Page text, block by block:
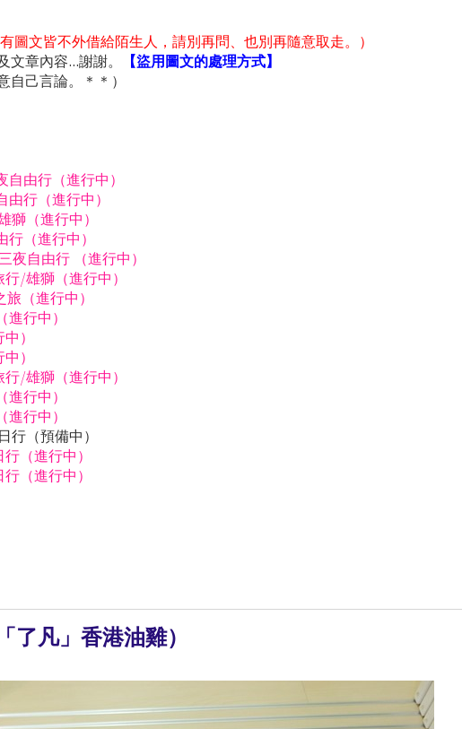
有圖文皆不外借給陌生人，請別再問、也別再隨意取走。）
章內容...謝謝。
【盜用圖文的處理方式】
自己言論。＊＊）
自由行（進行中）
由行（進行中）
獅（進行中）
行（進行中）
夜自由行 （進行中）
/雄獅（進行中）
（進行中）
進行中）
）
）
/雄獅（進行中）
進行中）
進行中）
行（預備中）
（進行中）
（進行中）
了凡」香港油雞）